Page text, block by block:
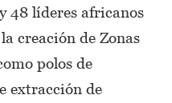
48 líderes africanos
creación de Zonas
polos de
extracción de